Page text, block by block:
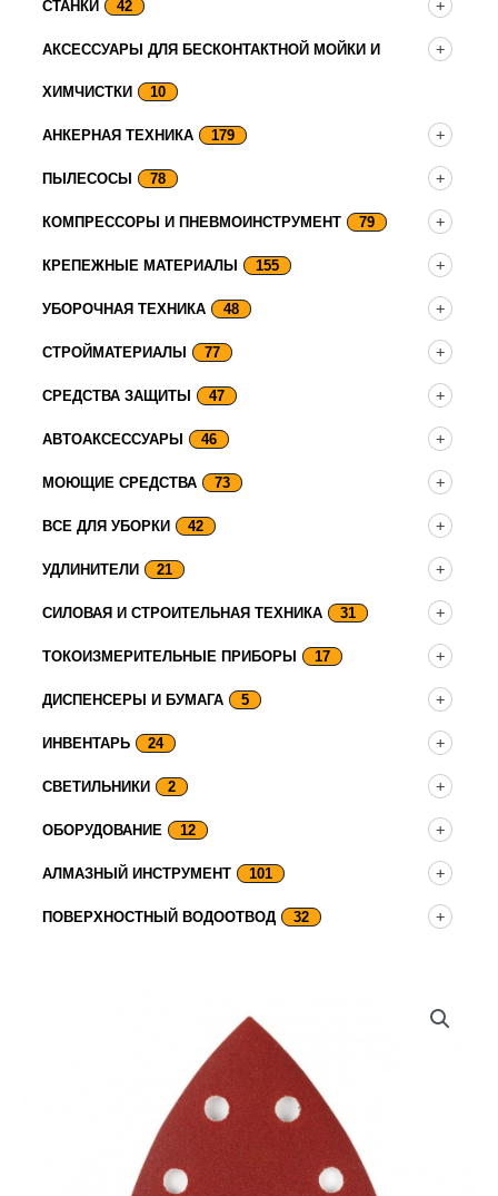
СТАНКИ 42
АКСЕССУАРЫ ДЛЯ БЕСКОНТАКТНОЙ МОЙКИ И
ХИМЧИСТКИ 10
АНКЕРНАЯ ТЕХНИКА 179
ПЫЛЕСОСЫ 78
КОМПРЕССОРЫ И ПНЕВМОИНСТРУМЕНТ 79
КРЕПЕЖНЫЕ МАТЕРИАЛЫ 155
УБОРОЧНАЯ ТЕХНИКА 48
СТРОЙМАТЕРИАЛЫ 77
СРЕДСТВА ЗАЩИТЫ 47
АВТОАКСЕССУАРЫ 46
МОЮЩИЕ СРЕДСТВА 73
ВСЕ ДЛЯ УБОРКИ 42
УДЛИНИТЕЛИ 21
СИЛОВАЯ И СТРОИТЕЛЬНАЯ ТЕХНИКА 31
ТОКОИЗМЕРИТЕЛЬНЫЕ ПРИБОРЫ 17
ДИСПЕНСЕРЫ И БУМАГА 5
ИНВЕНТАРЬ 24
СВЕТИЛЬНИКИ 2
ОБОРУДОВАНИЕ 12
АЛМАЗНЫЙ ИНСТРУМЕНТ 101
ПОВЕРХНОСТНЫЙ ВОДООТВОД 32